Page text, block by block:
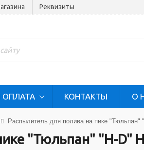
Реквизиты
ОПЛАТА КОНТАКТЫ О
Распылитель для полива на пике "Тюльпан"
"Тюльпан" "H-D"